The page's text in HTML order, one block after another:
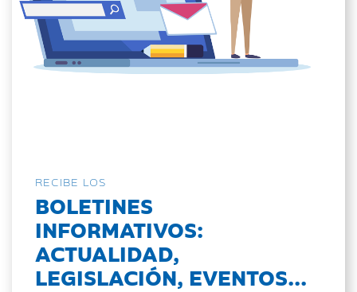
RECIBE LOS
BOLETINES
INFORMATIVOS:
ACTUALIDAD,
LEGISLACIÓN, EVENTOS...